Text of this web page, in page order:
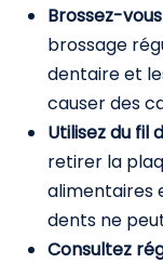
Brossez-
brossage
dentaire et
causer des
Utilisez du fil
retirer la
alimentaires
dents ne
Consultez